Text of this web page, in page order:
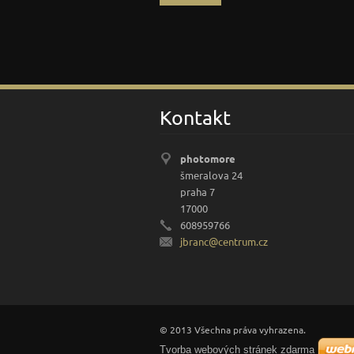
Kontakt
photomore
šmeralova 24
praha 7
17000
608959766
jbranc@centrum.cz
© 2013 Všechna práva vyhrazena.
Tvorba webových stránek zdarma